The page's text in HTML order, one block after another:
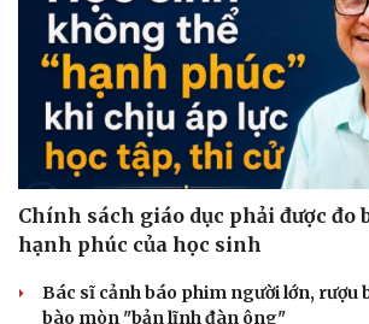
Phòng mạch online
Ăn sạch sống khỏe
Chính sách giáo dục phải được đo
hạnh phúc của học sinh
Bác sĩ cảnh báo phim người lớn, rượu
bào mòn "bản lĩnh đàn ông"